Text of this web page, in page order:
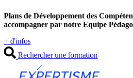
au
contenu
Plans de Développement des
accompagner par notre Equipe
+ d'infos
Rechercher une formation